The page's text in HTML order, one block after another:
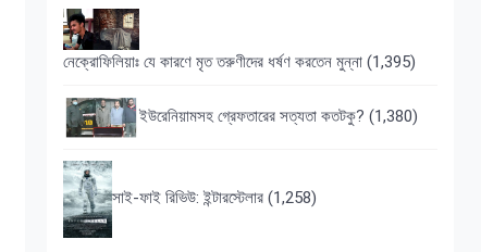
নেক্রোফিলিয়াঃ যে কারণে মৃত তরুণীদের ধর্ষণ করতেন মুন্না (1,395)
ইউরেনিয়ামসহ গ্রেফতারের সত্যতা কতটকু? (1,380)
সাই-ফাই রিভিউ: ইন্টারস্টেলার (1,258)